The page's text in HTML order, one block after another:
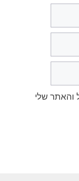
והאתר שלי